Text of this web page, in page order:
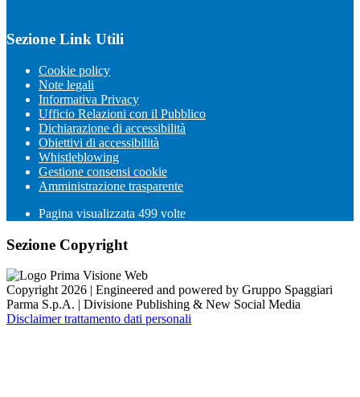
Sezione Link Utili
Cookie policy
Note legali
Informativa Privacy
Ufficio Relazioni con il Pubblico
Dichiarazione di accessibilità
Obiettivi di accessibilità
Whistleblowing
Gestione consensi cookie
Amministrazione trasparente
Pagina visualizzata 499 volte
Sezione Copyright
Copyright 2026 | Engineered and powered by Gruppo Spaggiari
Parma S.p.A. | Divisione Publishing & New Social Media
Disclaimer trattamento dati personali